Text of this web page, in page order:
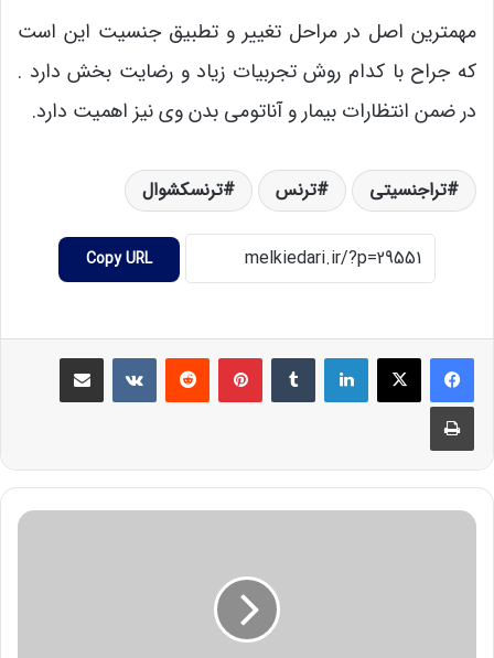
مهمترین اصل در مراحل تغییر و تطبیق جنسیت این است
که جراح با کدام روش تجربیات زیاد و رضایت بخش دارد .
در ضمن انتظارات بیمار و آناتومی بدن وی نیز اهمیت دارد.
تراجنسیتی ترنس ترنسکشوال
Copy URL